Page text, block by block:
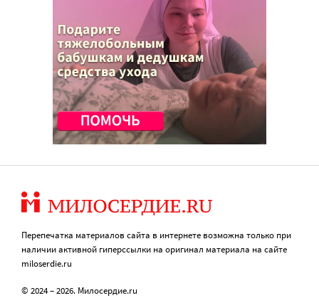
Перепечатка материалов сайта в интернете возможна только при
наличии активной гиперссылки на оригинал материала на сайте
miloserdie.ru
© 2024 – 2026. Милосердие.ru